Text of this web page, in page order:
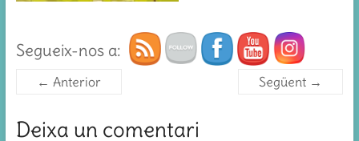
Segueix-nos a:
← Anterior Següent →
Deixa un comentari